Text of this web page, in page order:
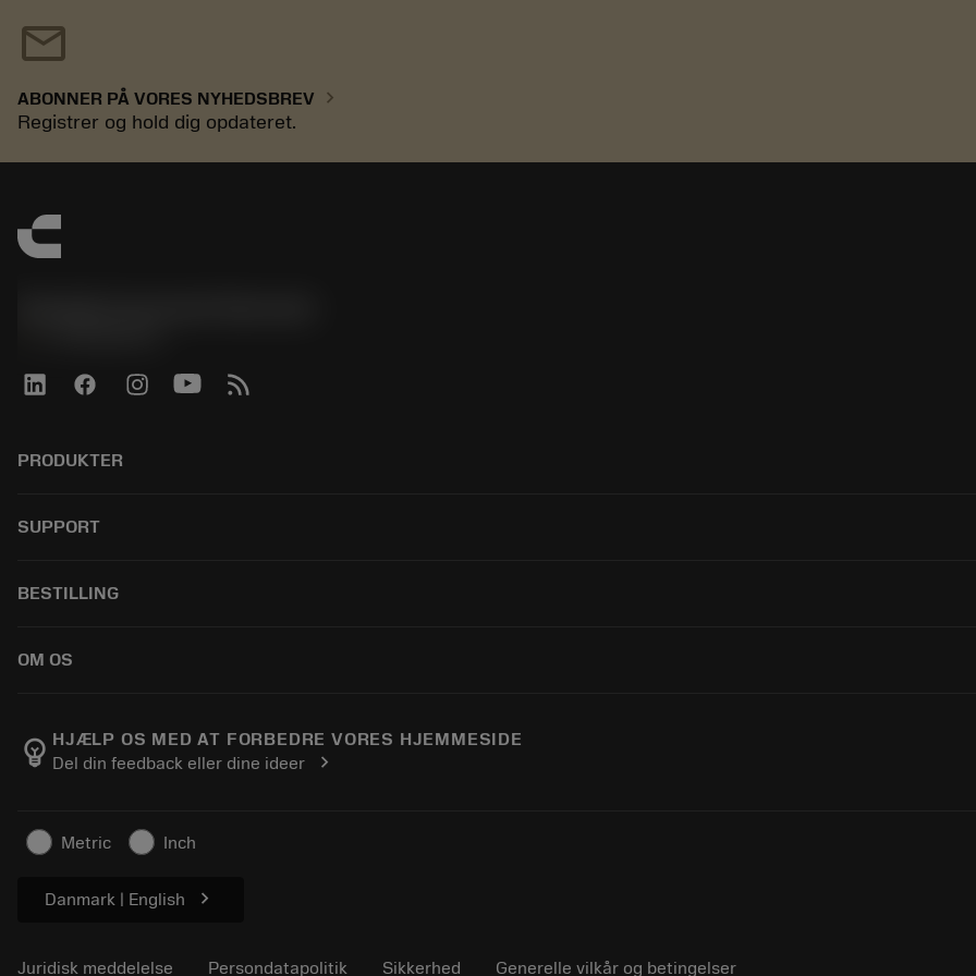
mail
ABONNER PÅ VORES NYHEDSBREV chevron_right
Registrer og hold dig opdateret.
PRODUKTER
Al software
Genopslibning
SUPPORT
Distributører og specialister
Lommeregnere og apps
BESTILLING
Bestil
Spor din ordre
Lav et tilbud
OM OS
Manufacturing Wellness
Karriere
Artikler
Til pressen
emoji_objects HJÆLP OS MED AT FORBEDRE VORES HJEMMESIDE
Del din feedback eller dine ideer
chevron_right
Metric Inch
Danmark | English chevron_right
Juridisk meddelelse Persondatapolitik Sikkerhed Generelle vilkår og betingelser